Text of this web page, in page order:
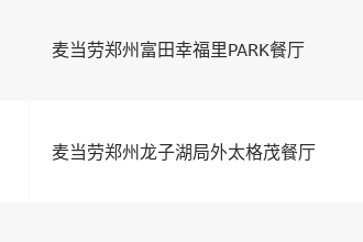
麦当劳郑州富田幸福里PARK餐厅
麦当劳郑州龙子湖局外太格茂餐厅